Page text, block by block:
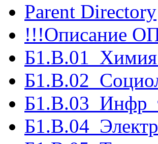
Parent Directory
!!!Описание